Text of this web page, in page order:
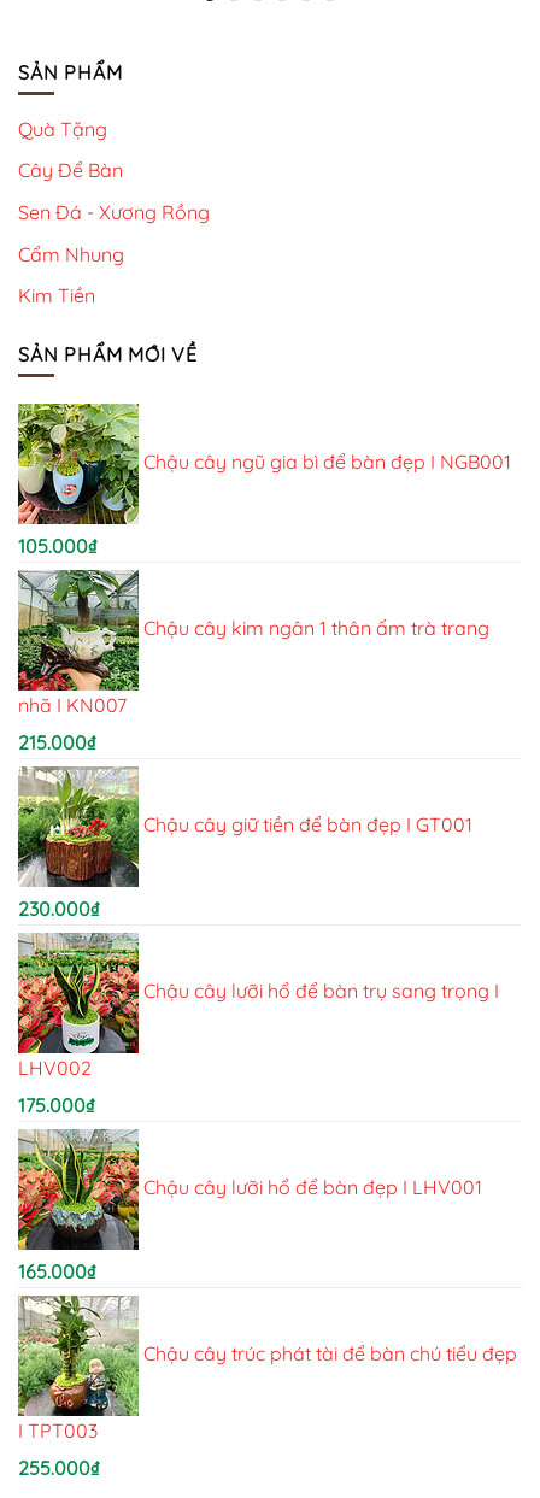
SẢN PHẨM
Quà Tặng
Cây Để Bàn
Sen Đá - Xương Rồng
Cẩm Nhung
Kim Tiền
SẢN PHẨM MỚI VỀ
Chậu cây ngũ gia bì để bàn đẹp I NGB001
105.000₫
Chậu cây kim ngân 1 thân ấm trà trang
nhã I KN007
215.000₫
Chậu cây giữ tiền để bàn đẹp I GT001
230.000₫
Chậu cây lưỡi hổ để bàn trụ sang trọng I
LHV002
175.000₫
Chậu cây lưỡi hổ để bàn đẹp I LHV001
165.000₫
Chậu cây trúc phát tài để bàn chú tiểu đẹp
I TPT003
255.000₫